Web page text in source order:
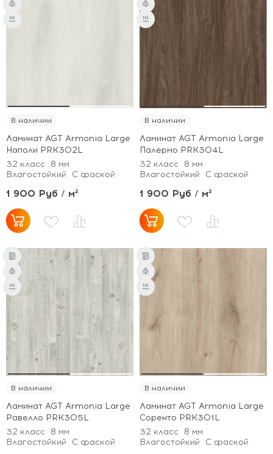
В наличии
Ламинат AGT Armonia Large
Наполи PRK302L
32 класс
8 мм
Влагостойкий
С фаской
1 900 Руб / м²
В наличии
Ламинат AGT Armonia Large
Палермо PRK304L
32 класс
8 мм
Влагостойкий
С фаской
1 900 Руб / м²
В наличии
Ламинат AGT Armonia Large
Равелло PRK305L
32 класс
8 мм
Влагостойкий
С фаской
В наличии
Ламинат AGT Armonia Large
Соренто PRK301L
32 класс
8 мм
Влагостойкий
С фаской